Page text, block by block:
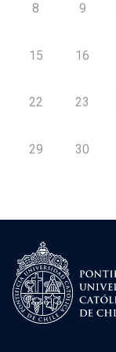
8 9
15 16
22 23
29 30